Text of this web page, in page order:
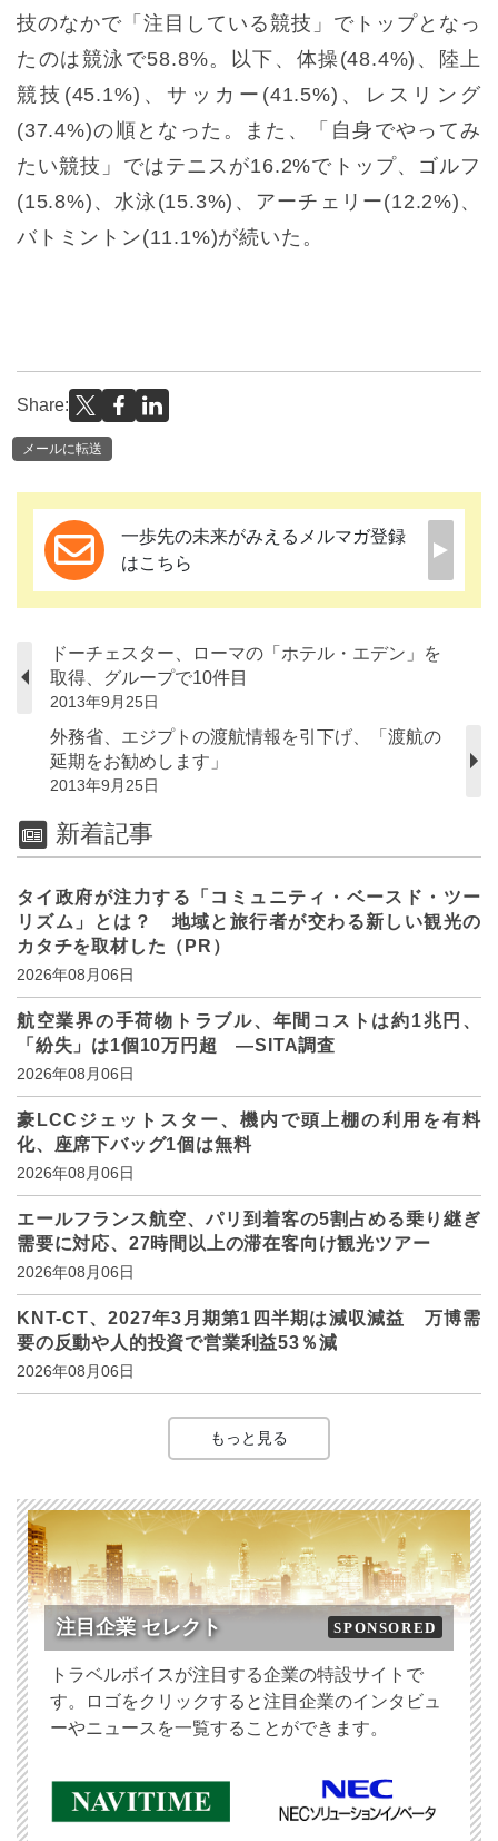
技のなかで「注目している競技」でトップとなっ
たのは競泳で58.8%。以下、体操(48.4%)、陸上
競技(45.1%)、サッカー(41.5%)、レスリング
(37.4%)の順となった。また、「自身でやってみ
たい競技」ではテニスが16.2%でトップ、ゴルフ
(15.8%)、水泳(15.3%)、アーチェリー(12.2%)、
バトミントン(11.1%)が続いた。
Share:
メールに転送
一歩先の未来がみえるメルマガ登録
はこちら
ドーチェスター、ローマの「ホテル・エデン」を
取得、グループで10件目
2013年9月25日
外務省、エジプトの渡航情報を引下げ、「渡航の
延期をお勧めします」
2013年9月25日
新着記事
タイ政府が注力する「コミュニティ・ベースド・ツー
リズム」とは？ 地域と旅行者が交わる新しい観光の
カタチを取材した（PR）
2026年08月06日
航空業界の手荷物トラブル、年間コストは約1兆円、
「紛失」は1個10万円超 ―SITA調査
2026年08月06日
豪LCCジェットスター、機内で頭上棚の利用を有料
化、座席下バッグ1個は無料
2026年08月06日
エールフランス航空、パリ到着客の5割占める乗り継ぎ
需要に対応、27時間以上の滞在客向け観光ツアー
2026年08月06日
KNT-CT、2027年3月期第1四半期は減収減益 万博需
要の反動や人的投資で営業利益53％減
2026年08月06日
もっと見る
注目企業 セレクト SPONSORED
トラベルボイスが注目する企業の特設サイトで
す。ロゴをクリックすると注目企業のインタビュ
ーやニュースを一覧することができます。